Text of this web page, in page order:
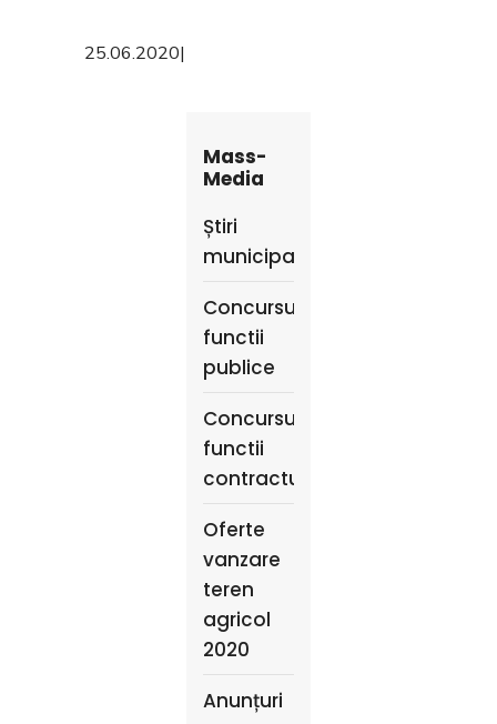
25.06.2020|
Mass-
Media
Știri
municipale
Concursuri
functii
publice
Concursuri
functii
contractuale
Oferte
vanzare
teren
agricol
2020
Anunțuri